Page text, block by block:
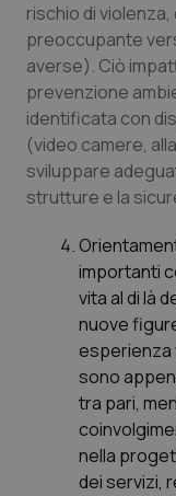
rischio di
preoccupante
averse). Ciò
prevenzione
identificata con
(video camere,
sviluppare
strutture e la
importanti
vita al di là
nuove
esperienza
sono
tra pari,
nella
dei servizi,
tracking-
tracking-